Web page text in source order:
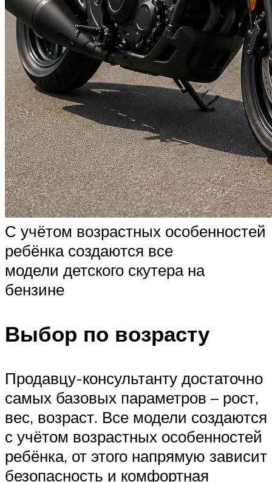
С учётом возрастных особенностей
ребёнка создаются все
модели детского скутера на
бензине
Выбор по возрасту
Продавцу-консультанту достаточно
самых базовых параметров – рост,
вес, возраст. Все модели создаются
с учётом возрастных особенностей
ребёнка, от этого напрямую зависит
безопасность и комфортная